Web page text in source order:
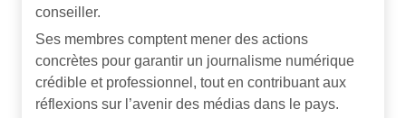
conseiller.
Ses membres comptent mener des actions
concrètes pour garantir un journalisme numérique
crédible et professionnel, tout en contribuant aux
réflexions sur l’avenir des médias dans le pays.